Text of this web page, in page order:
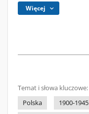
Więcej
Temat i słowa kluczowe:
Polska
1900-1945